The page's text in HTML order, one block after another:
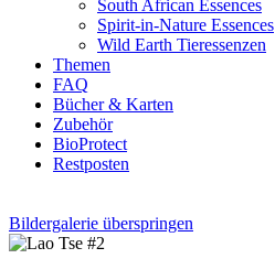
South African Essences
Spirit-in-Nature Essences
Wild Earth Tieressenzen
Themen
FAQ
Bücher & Karten
Zubehör
BioProtect
Restposten
Bildergalerie überspringen